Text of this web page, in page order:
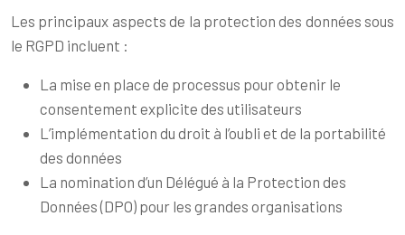
Les principaux aspects de la protection des données sous
le RGPD incluent :
La mise en place de processus pour obtenir le
consentement explicite des utilisateurs
L’implémentation du droit à l’oubli et de la portabilité
des données
La nomination d’un Délégué à la Protection des
Données (DPO) pour les grandes organisations